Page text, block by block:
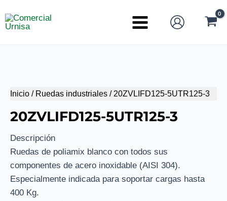
al
Main
Inicio / Ruedas industriales / 20ZVLIFD125-5UTR125-3
20ZVLIFD125-5UTR125-3
Descripción
Ruedas de poliamix blanco con todos sus
componentes de acero inoxidable (AISI 304).
Especialmente indicada para soportar cargas hasta
400 Kg.